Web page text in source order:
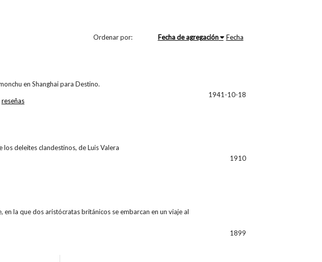
Ordenar por: Fecha de agregación Fecha
en Shanghai para Destino.
1941-10-18
reseñas
deleites clandestinos, de Luis Valera
1910
la que dos aristócratas británicos se embarcan en un viaje al
1899